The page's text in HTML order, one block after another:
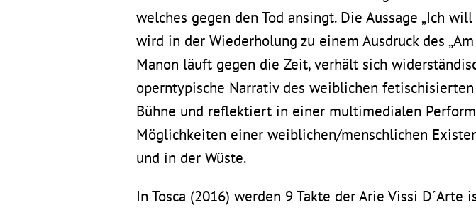
welches gegen den Tod ansingt. Die Aussage „Ich
wird in der Wiederholung zu einem Ausdruck des „Am
Manon läuft gegen die Zeit, verhält sich
operntypische Narrativ des weiblichen fetischisierten
Bühne und reflektiert in einer multimedialen
Möglichkeiten einer weiblichen/menschlichen
und in der Wüste.
In Tosca (2016) werden 9 Takte der Arie Vissi D´Arte